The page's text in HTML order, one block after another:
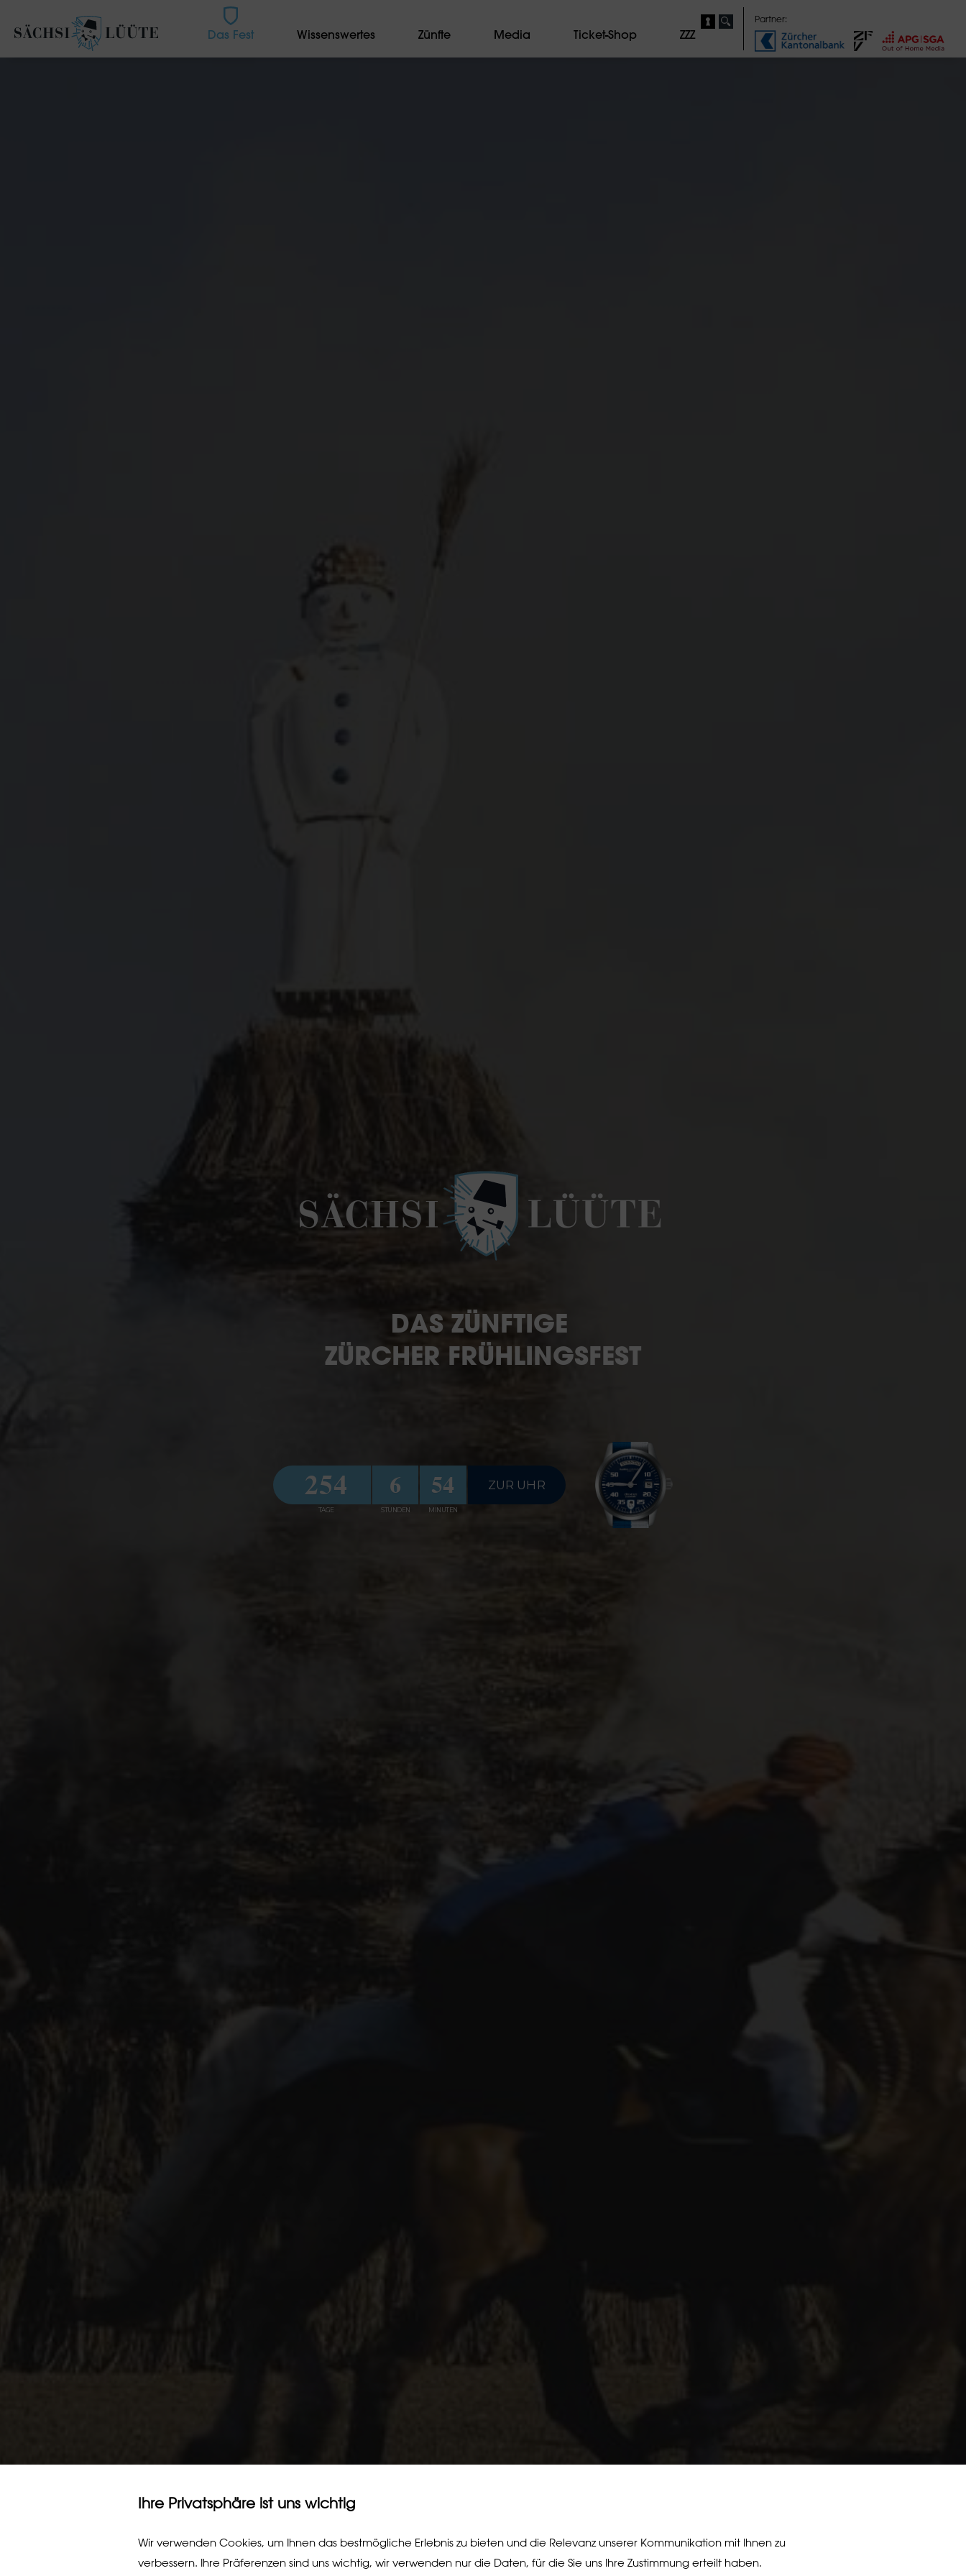
Das Fest Wissenswertes Zünfte Media Ticket-Shop ZZZ
Partner:
DAS ZÜNFTIGE
ZÜRCHER FRÜHLINGSFEST
Ihre Privatsphäre ist uns wichtig
Wir verwenden Cookies, um Ihnen das bestmögliche Erlebnis zu bieten und die Relevanz unserer Kommunikation mit Ihnen zu
verbessern. Ihre Präferenzen sind uns wichtig, wir verwenden nur die Daten, für die Sie uns Ihre Zustimmung erteilt haben.